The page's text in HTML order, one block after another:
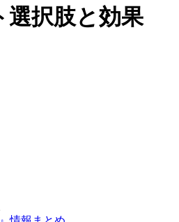
選択肢と効果